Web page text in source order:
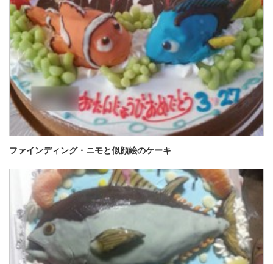
ファインディング・ニモと似顔絵のケーキ